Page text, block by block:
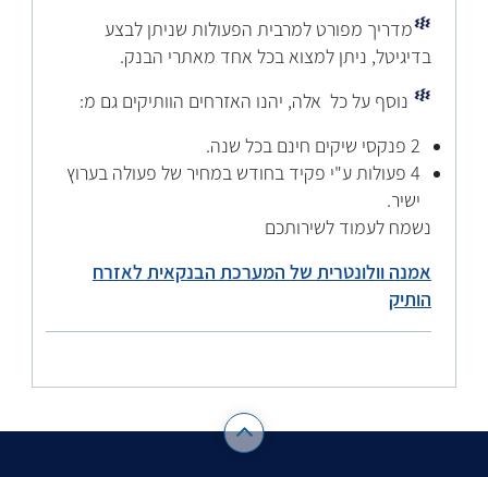
מדריך מפורט למרבית הפעולות שניתן לבצע
בדיגיטל, ניתן למצוא בכל אחד מאתרי הבנק.
נוסף על כל אלה, יהנו האזרחים הוותיקים גם מ:
2 פנקסי שיקים חינם בכל שנה.
4 פעולות ע"י פקיד בחודש במחיר של פעולה בערוץ
ישיר.
נשמח לעמוד לשירותכם
אמנה וולונטרית של המערכת הבנקאית לאזרח
הותיק